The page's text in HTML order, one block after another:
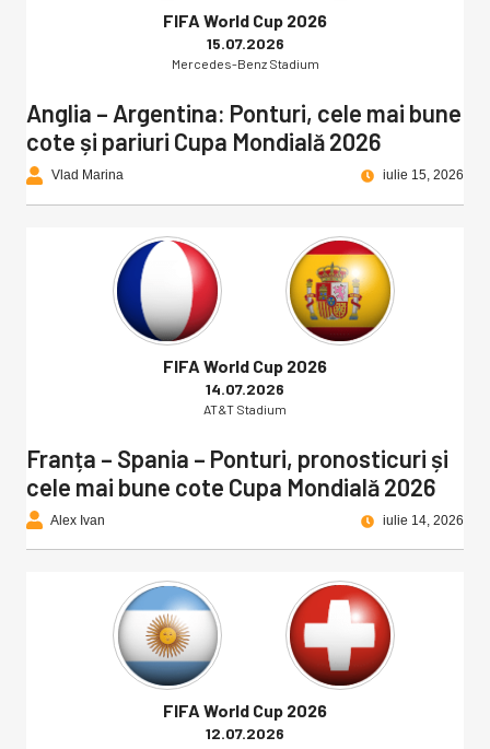
FIFA World Cup 2026
15.07.2026
Mercedes-Benz Stadium
Anglia – Argentina: Ponturi, cele mai bune
cote și pariuri Cupa Mondială 2026
Vlad Marina iulie 15, 2026
FIFA World Cup 2026
14.07.2026
AT&T Stadium
Franța – Spania – Ponturi, pronosticuri și
cele mai bune cote Cupa Mondială 2026
Alex Ivan iulie 14, 2026
FIFA World Cup 2026
12.07.2026